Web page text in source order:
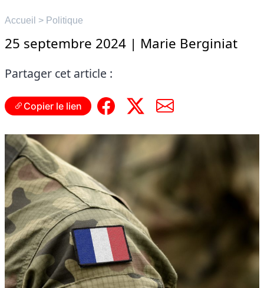
Accueil > Politique
25 septembre 2024 | Marie Berginiat
Partager cet article :
Copier le lien